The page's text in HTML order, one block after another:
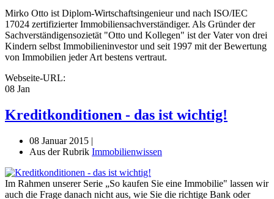
Mirko Otto ist Diplom-Wirtschaftsingenieur und nach ISO/IEC
17024 zertifizierter Immobiliensachverständiger. Als Gründer der
Sachverständigensozietät "Otto und Kollegen" ist der Vater von drei
Kindern selbst Immobilieninvestor und seit 1997 mit der Bewertung
von Immobilien jeder Art bestens vertraut.
Webseite-URL:
08 Jan
Kreditkonditionen - das ist wichtig!
08 Januar 2015 |
Aus der Rubrik Immobilienwissen
Im Rahmen unserer Serie „So kaufen Sie eine Immobilie" lassen wir
auch die Frage danach nicht aus, wie Sie die richtige Bank oder